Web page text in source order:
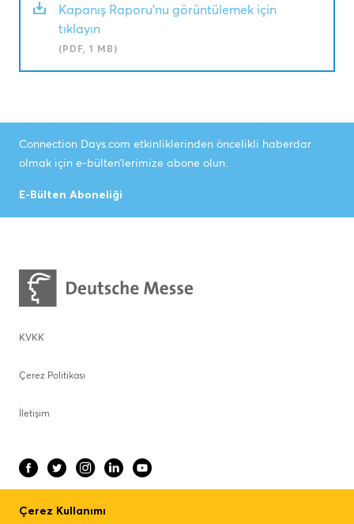
Kapanış Raporu’nu görüntülemek için
tıklayın
(PDF, 1 MB)
Connection Days.com etkinliklerinden öncelikli haberdar
olmak için e-bülten’lerimize abone olun.
E-Bülten Aboneliği
KVKK
Çerez Politikası
İletişim
Çerez Kullanımı